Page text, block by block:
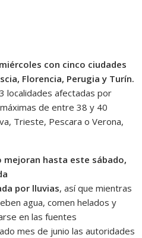
con cinco ciudades
Florencia, Perugia y Turín.
localidades afectadas por
de entre 38 y 40
Trieste, Pescara o Verona,
mejoran hasta este sábado,
por lluvias, así que mientras
agua, comen helados y
en las fuentes
mes de junio las autoridades